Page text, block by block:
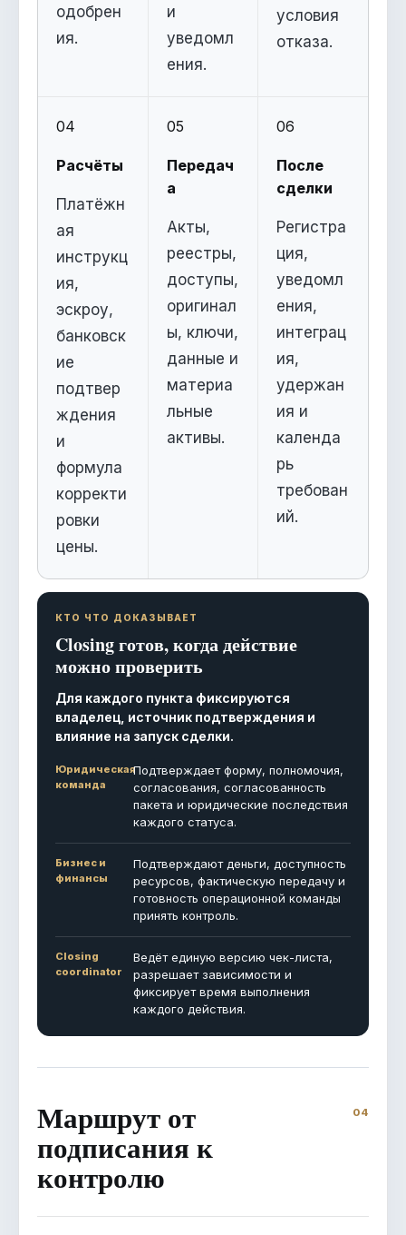
одобрен
ия.
и
уведомл
ения.
условия
отказа.
04
Расчёты
Платёжн
ая
инструкц
ия,
эскроу,
банковск
ие
подтвер
ждения
и
формула
корректи
ровки
цены.
05
Передач
а
Акты,
реестры,
доступы,
оригинал
ы, ключи,
данные и
материа
льные
активы.
06
После
сделки
Регистра
ция,
уведомл
ения,
интеграц
ия,
удержан
ия и
календа
рь
требован
ий.
КТО ЧТО ДОКАЗЫВАЕТ
Closing готов, когда действие
можно проверить
Для каждого пункта фиксируются
владелец, источник подтверждения и
влияние на запуск сделки.
Юридическая
команда
Подтверждает форму, полномочия,
согласования, согласованность
пакета и юридические последствия
каждого статуса.
Бизнес и
финансы
Подтверждают деньги, доступность
ресурсов, фактическую передачу и
готовность операционной команды
принять контроль.
Closing
coordinator
Ведёт единую версию чек-листа,
разрешает зависимости и
фиксирует время выполнения
каждого действия.
Маршрут от
подписания к
контролю